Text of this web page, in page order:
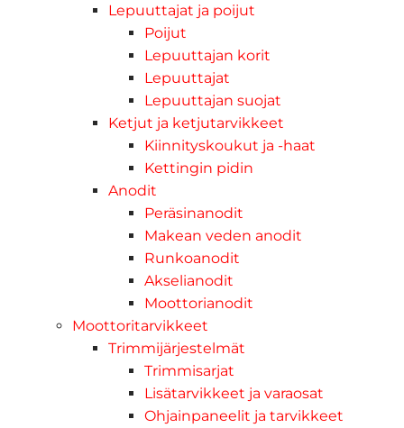
Lepuuttajat ja poijut
Poijut
Lepuuttajan korit
Lepuuttajat
Lepuuttajan suojat
Ketjut ja ketjutarvikkeet
Kiinnityskoukut ja -haat
Kettingin pidin
Anodit
Peräsinanodit
Makean veden anodit
Runkoanodit
Akselianodit
Moottorianodit
Moottoritarvikkeet
Trimmijärjestelmät
Trimmisarjat
Lisätarvikkeet ja varaosat
Ohjainpaneelit ja tarvikkeet